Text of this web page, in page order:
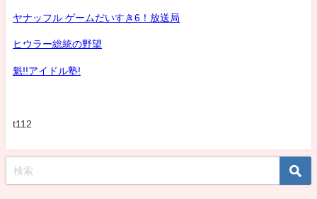
ヤナッフル ゲームだいすき6！放送局
ヒウラー総統の野望
魁!!アイドル塾!
t112